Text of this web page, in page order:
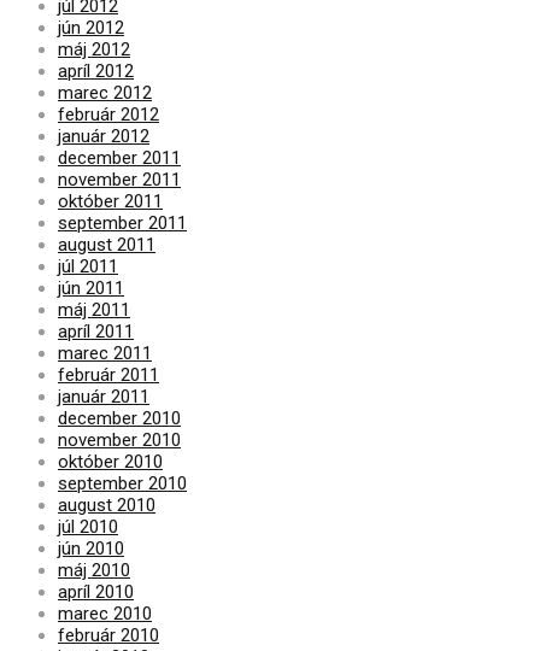
júl 2012
jún 2012
máj 2012
apríl 2012
marec 2012
február 2012
január 2012
december 2011
november 2011
október 2011
september 2011
august 2011
júl 2011
jún 2011
máj 2011
apríl 2011
marec 2011
február 2011
január 2011
december 2010
november 2010
október 2010
september 2010
august 2010
júl 2010
jún 2010
máj 2010
apríl 2010
marec 2010
február 2010